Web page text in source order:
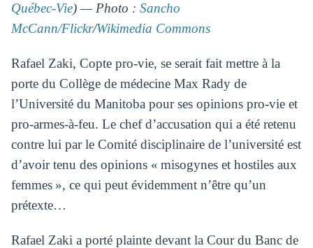
Québec-Vie) — Photo : Sancho
McCann/Flickr/Wikimedia Commons
Rafael Zaki, Copte pro-vie, se serait fait mettre à la
porte du Collège de médecine Max Rady de
l’Université du Manitoba pour ses opinions pro-vie et
pro-armes-à-feu. Le chef d’accusation qui a été retenu
contre lui par le Comité disciplinaire de l’université est
d’avoir tenu des opinions « misogynes et hostiles aux
femmes », ce qui peut évidemment n’être qu’un
prétexte…
Rafael Zaki a porté plainte devant la Cour du Banc de